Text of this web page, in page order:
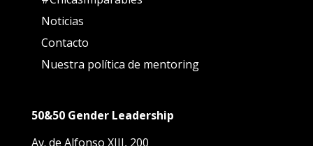
Noticias
Contacto
Nuestra política de mentoring
50&50 Gender Leadership
Av. de Alfonso XIII, 200